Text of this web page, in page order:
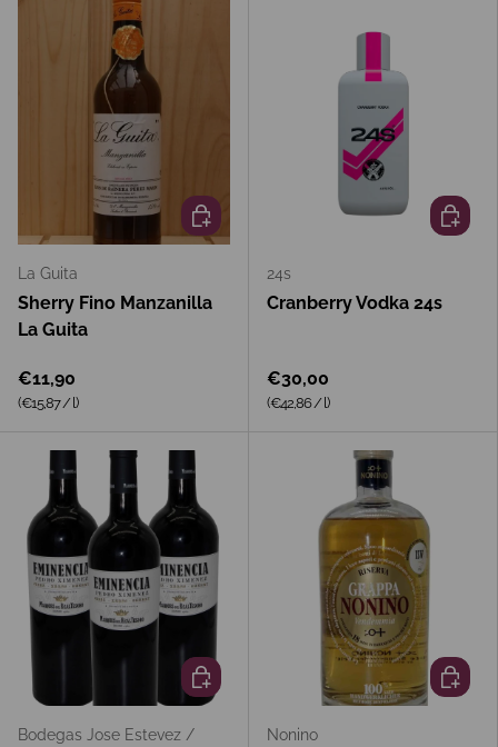
La Guita
Sherry Fino Manzanilla
La Guita
€11,90
Grundpreis
(€15,87/l)
In den Warenkorb
24s
Cranberry Vodka 24s
€30,00
Grundpreis
(€42,86/l)
In den
Bodegas Jose Estevez /
In den Warenkorb
Nonino
In den